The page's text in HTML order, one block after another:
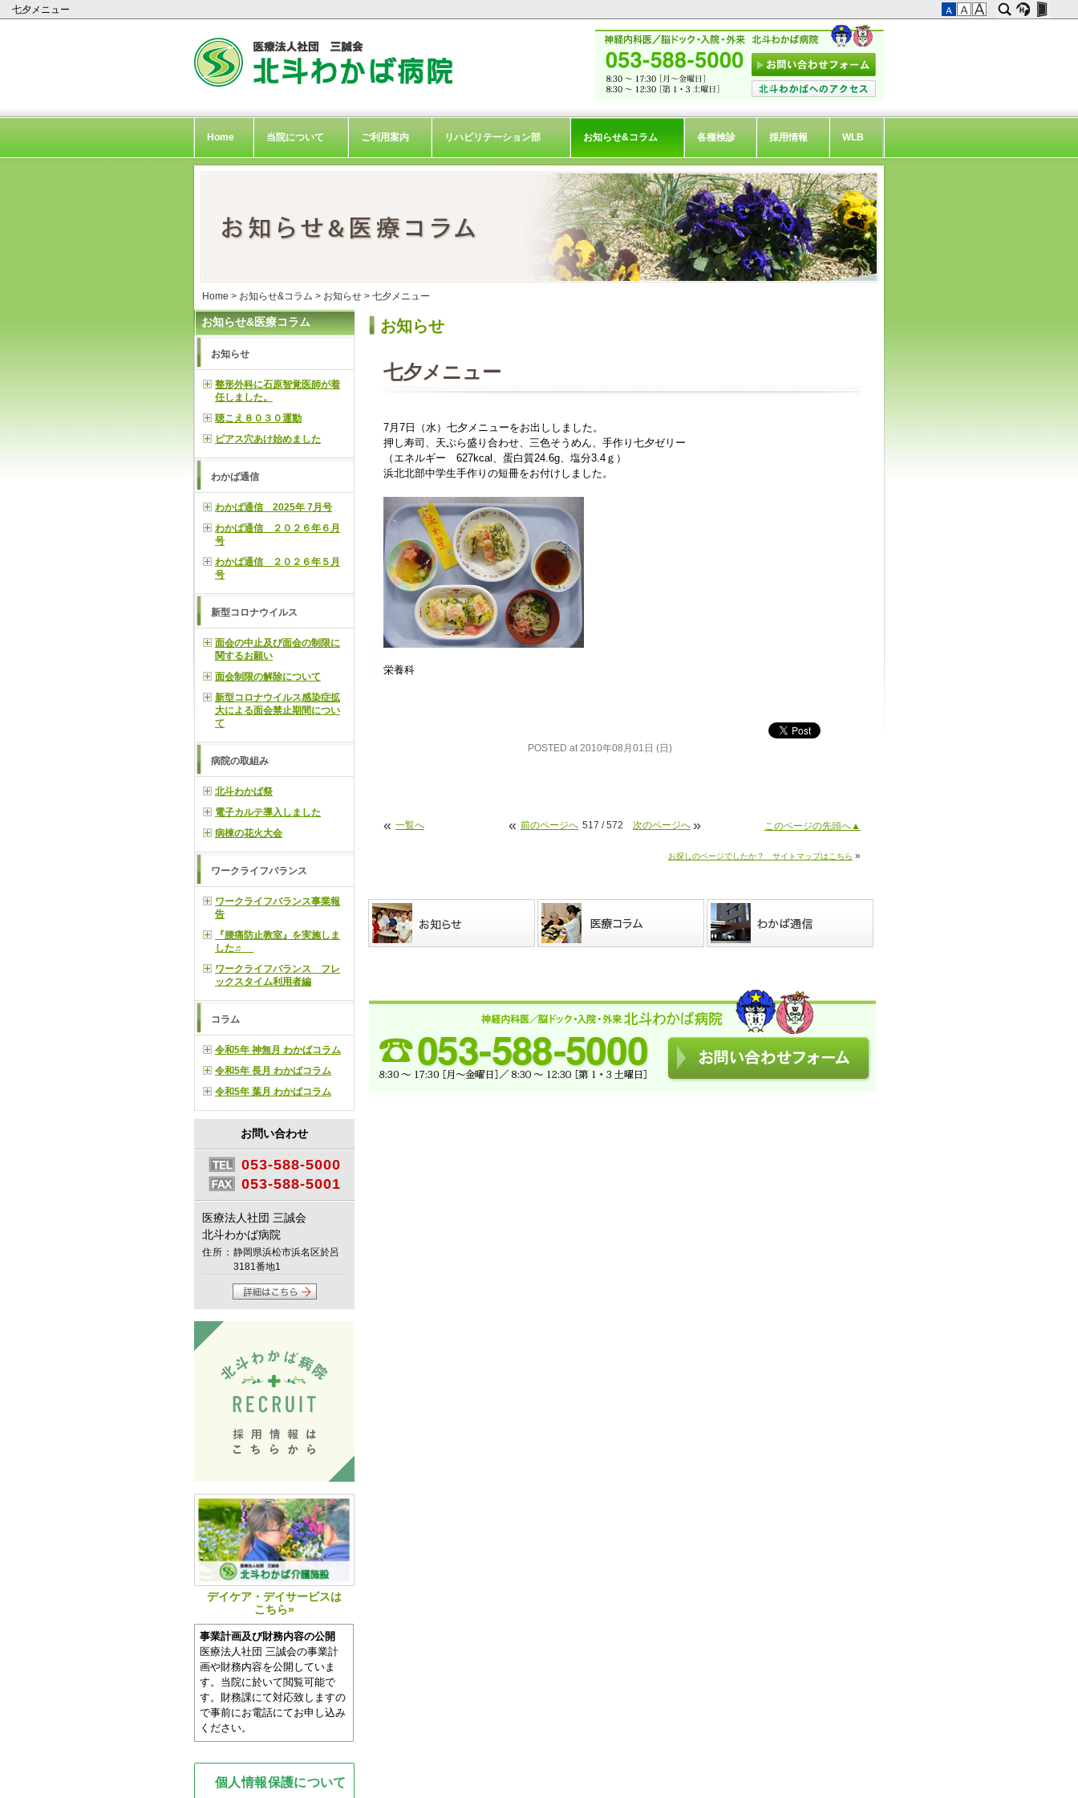
七夕メニュー
Home 当院について ご利用案内 リハビリテーション部 お知らせ&コラム 各種検診 採用情報 WLB
Home > お知らせ&コラム > お知らせ > 七夕メニュー
お知らせ
七夕メニュー
7月7日（水）七夕メニューをお出ししました。
押し寿司、天ぷら盛り合わせ、三色そうめん、手作り七夕ゼリー
（エネルギー 627kcal、蛋白質24.6g、塩分3.4ｇ）
浜北北部中学生手作りの短冊をお付けしました。
栄養科
POSTED at 2010年08月01日 (日)
« 一覧へ « 前のページへ 517 / 572 次のページへ » このページの先頭へ▲
お探しのページでしたか？ サイトマップはこちら »
お知らせ&医療コラム
お知らせ
整形外科に石原智覚医師が着
任しました。
聴こえ８０３０運動
ピアス穴あけ始めました
わかば通信
わかば通信 2025年 7月号
わかば通信 ２０２６年６月
号
わかば通信 ２０２６年５月
号
新型コロナウイルス
面会の中止及び面会の制限に
関するお願い
面会制限の解除について
新型コロナウイルス感染症拡
大による面会禁止期間につい
て
病院の取組み
北斗わかば祭
電子カルテ導入しました
病棟の花火大会
ワークライフバランス
ワークライフバランス事業報
告
『腰痛防止教室』を実施しま
した♬
ワークライフバランス フレ
ックスタイム利用者編
コラム
令和5年 神無月 わかばコラム
令和5年 長月 わかばコラム
令和5年 葉月 わかばコラム
お問い合わせ
053-588-5000
053-588-5001
医療法人社団 三誠会
北斗わかば病院
住所： 静岡県浜松市浜名区於呂
3181番地1
デイケア・デイサービスは
こちら»
事業計画及び財務内容の公開
医療法人社団 三誠会の事業計
画や財務内容を公開していま
す。当院に於いて閲覧可能で
す。財務課にて対応致しますの
で事前にお電話にてお申し込み
ください。
個人情報保護について